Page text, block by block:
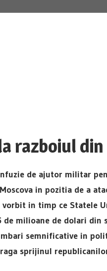
razboiul
de ajutor militar
in pozitia de a
in timp ce Statele
milioane de dolari din
semnificative in
sprijinul